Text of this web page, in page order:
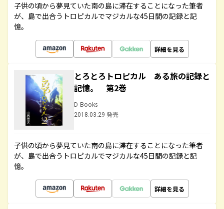
子供の頃から夢見ていた南の島に滞在することになった筆者
が、島で出合うトロピカルでマジカルな45日間の記録と記
憶。
詳細を見る
とろとろトロピカル ある旅の記録と
記憶。 第2巻
D-Books
2018.03.29 発売
子供の頃から夢見ていた南の島に滞在することになった筆者
が、島で出合うトロピカルでマジカルな45日間の記録と記
憶。
詳細を見る